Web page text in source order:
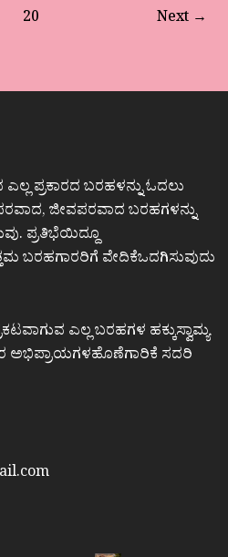
20 Next →
ಪ್ರಕಾರದ ಬರಹಳನ್ನು ಓದಲು
ಜೀವಪರವಾದ ಬರಹಗಳನ್ನು
ಪ್ರತಿಭೆಯಿದ್ದೂ
ಬರಹಗಾರರಿಗೆ ವೇದಿಕೆಒದಗಿಸುವುದು
ಎಲ್ಲ ಬರಹಗಳ ಹಕ್ಕುಸ್ವಾಮ್ಯ
ಅಭಿಪ್ರಾಯಗಳಹೊಣೆಗಾರಿಕೆ ಸದರಿ